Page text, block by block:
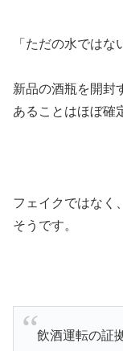
「ただの水ではな
新品の酒瓶を開封
あることはほぼ確
フェイクではなく
そうです。
飲酒運転の証